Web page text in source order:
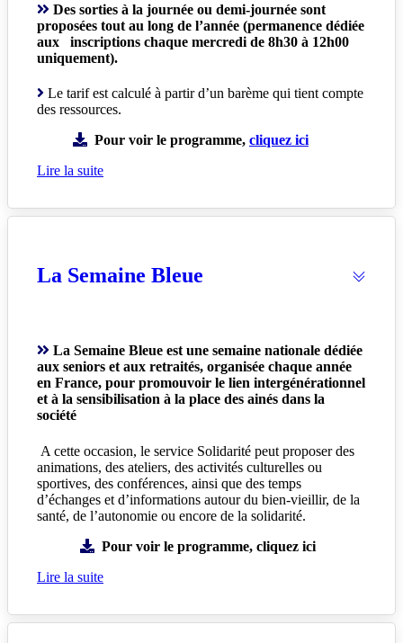
Des sorties à la journée ou demi-journée sont
proposées tout au long de l’année (permanence dédiée
aux inscriptions chaque mercredi de 8h30 à 12h00
uniquement).
Le tarif est calculé à partir d’un barème qui tient compte
des ressources.
Pour voir le programme, cliquez ici
Lire la suite
La Semaine Bleue
La Semaine Bleue est une semaine nationale dédiée
aux seniors et aux retraités, organisée chaque année
en France, pour promouvoir le lien intergénérationnel
et à la sensibilisation à la place des ainés dans la
société
A cette occasion, le service Solidarité peut proposer des
animations, des ateliers, des activités culturelles ou
sportives, des conférences, ainsi que des temps
d’échanges et d’informations autour du bien-vieillir, de la
santé, de l’autonomie ou encore de la solidarité.
Pour voir le programme, cliquez ici
Lire la suite